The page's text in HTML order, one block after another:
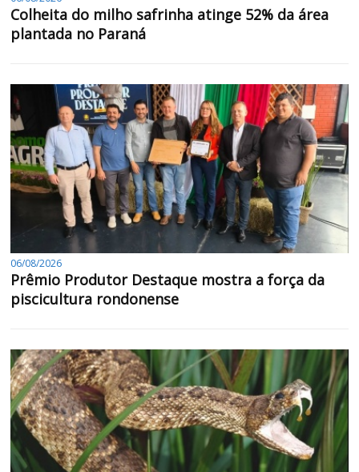
Colheita do milho safrinha atinge 52% da área
plantada no Paraná
06/08/2026
Prêmio Produtor Destaque mostra a força da
piscicultura rondonense